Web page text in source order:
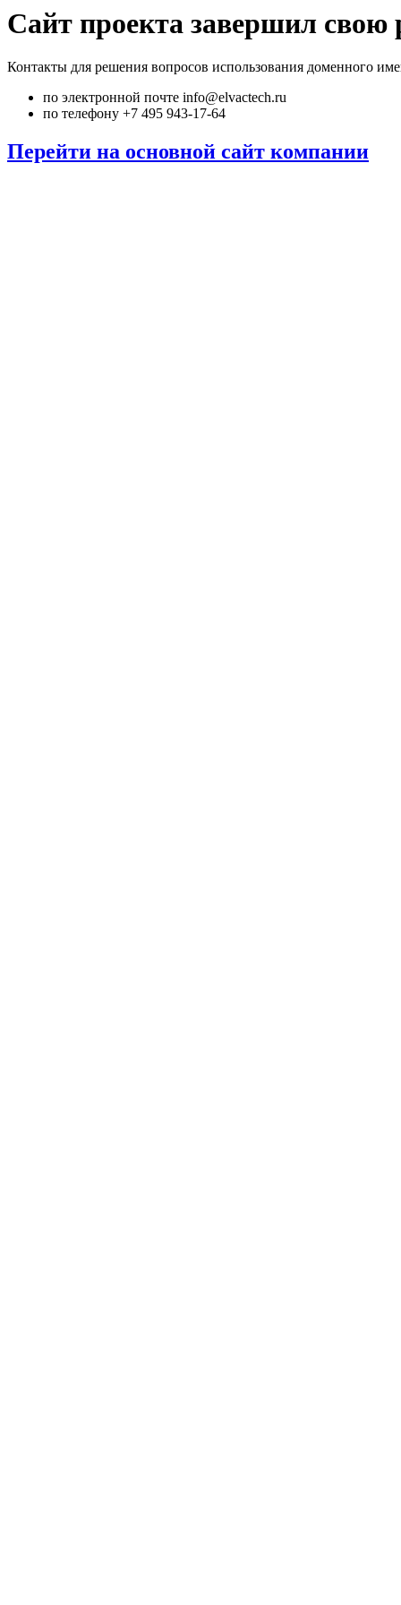
Сайт проекта завершил свою
Контакты для решения вопросов использования доменного
по электронной почте info@elvactech.ru
по телефону +7 495 943-17-64
Перейти на основной сайт компании